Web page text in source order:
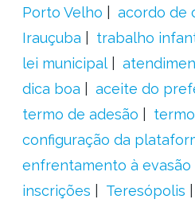
Porto Velho
acordo de
Irauçuba
trabalho
lei municipal
dica boa
aceite do
termo de adesão
configuração da
enfrentamento à evasão
inscrições
Teresópolis